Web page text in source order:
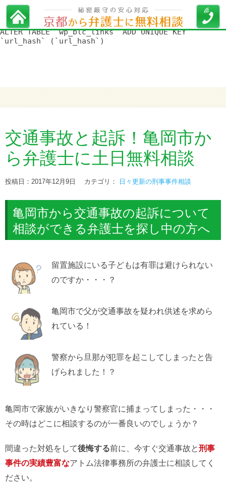
WordPress データベースエラー:[Duplicate entry '' for key
'url_hash']
ALTER TABLE `wp_blc_links` ADD UNIQUE KEY
`url_hash` (`url_hash`)
交通事故と起訴！亀岡市か
ら弁護士に土日無料相談
投稿日：2017年12月9日 カテゴリ： 日々更新の刑事事件相談
亀岡市から交通事故の起訴について
相談ができる弁護士を探し中の方へ
留置施設にいる子どもは有罪は避けられない
のですか・・・？
亀岡市で父が交通事故を疑われ供述を求めら
れている！
警察から旦那が犯罪を起こしてしまったと告
げられました！？
亀岡市で家族がいきなり警察官に捕まってしまった・・・
その時はどこに相談するのが一番良いのでしょうか？
間違った対処をして後悔する前に、今すぐ交通事故と刑事
事件の実績豊富なアトム法律事務所の弁護士に相談してく
ださい。